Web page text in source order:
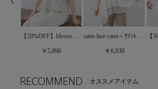
【20%OFF】blossom jacquard top～ﾌﾞﾛｯｻﾑｼﾞｬｶﾞｰﾄﾞﾄｯﾌﾟ
￥5,896
satin lace cami～ｻﾃﾝﾚｰｽｷｬﾐ
￥6,930
RECOMMEND オススメアイテム